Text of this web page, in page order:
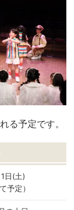
る予定です。
日(土)
予定）